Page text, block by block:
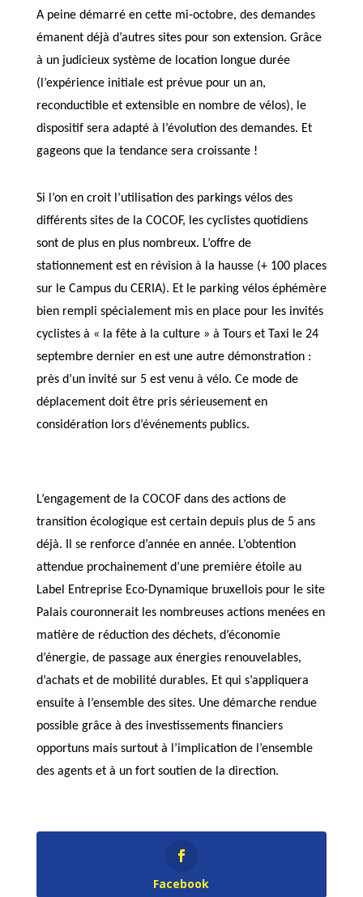
A peine démarré en cette mi-octobre, des demandes
émanent déjà d’autres sites pour son extension. Grâce
à un judicieux système de location longue durée
(l’expérience initiale est prévue pour un an,
reconductible et extensible en nombre de vélos), le
dispositif sera adapté à l’évolution des demandes. Et
gageons que la tendance sera croissante !
Si l’on en croit l’utilisation des parkings vélos des
différents sites de la COCOF, les cyclistes quotidiens
sont de plus en plus nombreux. L’offre de
stationnement est en révision à la hausse (+ 100 places
sur le Campus du CERIA). Et le parking vélos éphémère
bien rempli spécialement mis en place pour les invités
cyclistes à « la fête à la culture » à Tours et Taxi le 24
septembre dernier en est une autre démonstration :
près d’un invité sur 5 est venu à vélo. Ce mode de
déplacement doit être pris sérieusement en
considération lors d’événements publics.
L’engagement de la COCOF dans des actions de
transition écologique est certain depuis plus de 5 ans
déjà. Il se renforce d’année en année. L’obtention
attendue prochainement d’une première étoile au
Label Entreprise Eco-Dynamique bruxellois pour le site
Palais couronnerait les nombreuses actions menées en
matière de réduction des déchets, d’économie
d’énergie, de passage aux énergies renouvelables,
d’achats et de mobilité durables. Et qui s’appliquera
ensuite à l’ensemble des sites. Une démarche rendue
possible grâce à des investissements financiers
opportuns mais surtout à l’implication de l’ensemble
des agents et à un fort soutien de la direction.
Facebook